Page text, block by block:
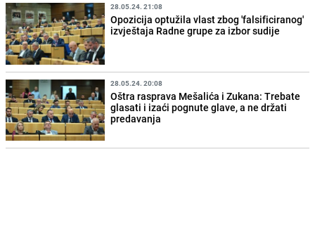
28.05.24. 21:08
Opozicija optužila vlast zbog 'falsificiranog'
izvještaja Radne grupe za izbor sudije
28.05.24. 20:08
Oštra rasprava Mešalića i Zukana: Trebate
glasati i izaći pognute glave, a ne držati
predavanja